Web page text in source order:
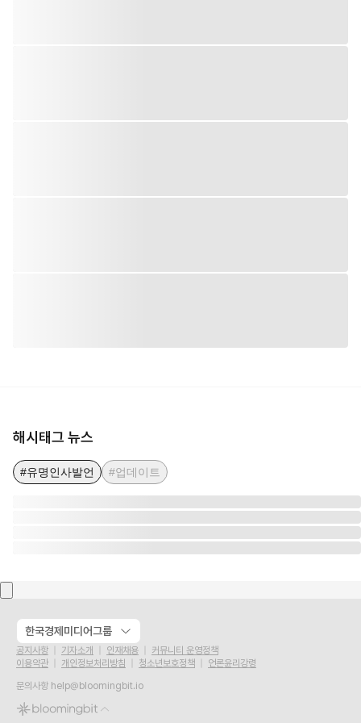
해시태그 뉴스
#유명인사발언 #업데이트
한국경제미디어그룹
공지사항 기자소개 인재채용
커뮤니티 운영정책
이용약관
개인정보처리방침 청소년보호정책
언론윤리강령
문의사항 help@bloomingbit.io